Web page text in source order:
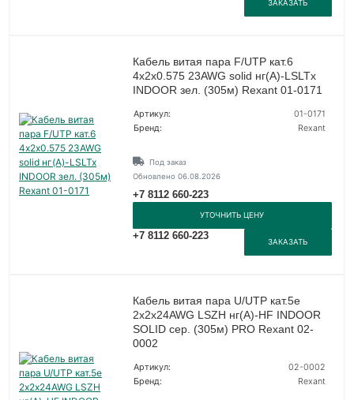
ЗАКАЗАТЬ
Кабель витая пара F/UTP кат.6
4х2х0.575 23AWG solid нг(А)-LSLTx
INDOOR зел. (305м) Rexant 01-0171
Артикул:
01-0171
Бренд:
Rexant
Под заказ
Обновлено 06.08.2026
+7 8112 660-223
УТОЧНИТЬ ЦЕНУ
+7 8112 660-223
ЗАКАЗАТЬ
Кабель витая пара U/UTP кат.5e
2х2х24AWG LSZH нг(А)-HF INDOOR
SOLID сер. (305м) PRO Rexant 02-
0002
Артикул:
02-0002
Бренд:
Rexant